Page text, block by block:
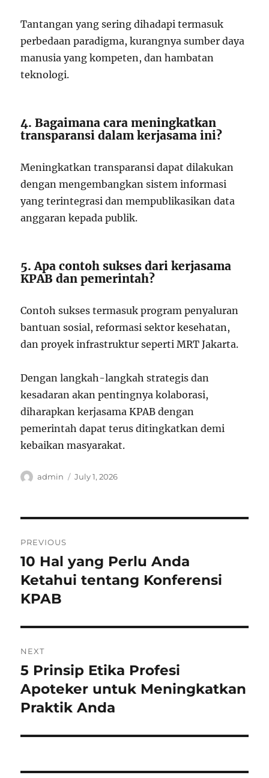
Tantangan yang sering dihadapi termasuk
perbedaan paradigma, kurangnya sumber daya
manusia yang kompeten, dan hambatan
teknologi.
4. Bagaimana cara meningkatkan
transparansi dalam kerjasama ini?
Meningkatkan transparansi dapat dilakukan
dengan mengembangkan sistem informasi
yang terintegrasi dan mempublikasikan data
anggaran kepada publik.
5. Apa contoh sukses dari kerjasama
KPAB dan pemerintah?
Contoh sukses termasuk program penyaluran
bantuan sosial, reformasi sektor kesehatan,
dan proyek infrastruktur seperti MRT Jakarta.
Dengan langkah-langkah strategis dan
kesadaran akan pentingnya kolaborasi,
diharapkan kerjasama KPAB dengan
pemerintah dapat terus ditingkatkan demi
kebaikan masyarakat.
Author
admin
Posted
July 1, 2026
navigation
PREVIOUS
Previous
post:
10 Hal yang Perlu Anda
Ketahui tentang Konferensi
KPAB
NEXT
Next
post:
5 Prinsip Etika Profesi
Apoteker untuk Meningkatkan
Praktik Anda